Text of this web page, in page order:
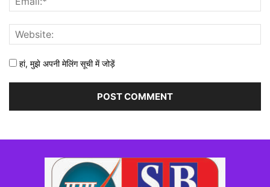
हां, मुझे अपनी मेलिंग सूची में जोड़ें